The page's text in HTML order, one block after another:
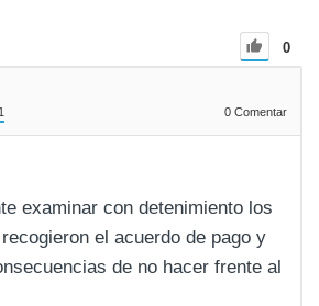
0
0 Comentar
examinar con detenimiento los
el acuerdo de pago y
de no hacer frente al